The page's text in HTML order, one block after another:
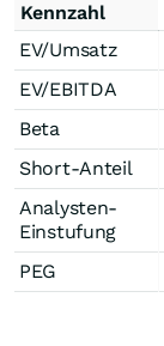
Kennzahl
EV/Umsatz
EV/EBITDA
Beta
Short-Anteil
Analysten-
Einstufung
PEG